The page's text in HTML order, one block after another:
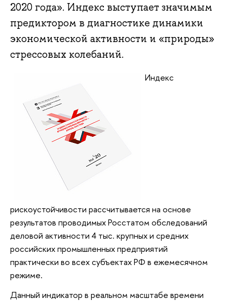
2020 года». Индекс выступает значимым
предиктором в диагностике динамики
экономической активности и «природы»
стрессовых колебаний.
Индекс
рискоустойчивости рассчитывается на основе
результатов проводимых Росстатом обследований
деловой активности 4 тыс. крупных и средних
российских промышленных предприятий
практически во всех субъектах РФ в ежемесячном
режиме.
Данный индикатор в реальном масштабе времени